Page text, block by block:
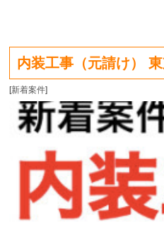
内装工事（元請け）
[新着案件]